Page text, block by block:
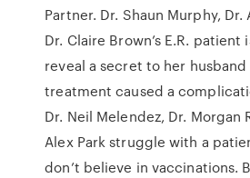
Partner. Dr. Shaun Murphy,
Dr. Claire Brown’s E.R.
reveal a secret to her
treatment caused a
Dr. Neil Melendez, Dr. Morgan
Alex Park struggle with a
don’t believe in vaccinations.